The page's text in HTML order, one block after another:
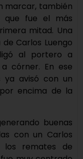
marcar, también
que fue el más
mitad. Una
Carlos Luengo
al portero a
córner. En ese
ya avisó con un
encima de la
buenas
con un Carlos
los remates de